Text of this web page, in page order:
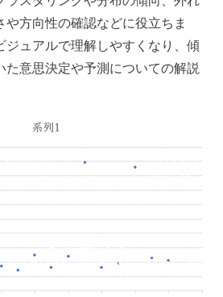
方向性の確認などに役立ちま
ジュアルで理解しやすくなり、傾
た意思決定や予測についての解説